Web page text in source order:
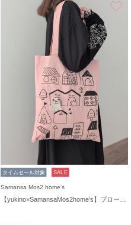
タイムセール対象 SALE
Samansa Mos2 home's